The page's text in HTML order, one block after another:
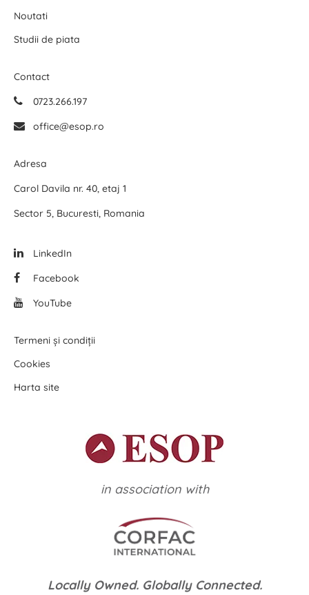
Noutati
Studii de piata
Contact
0723.266.197
office@esop.ro
Adresa
Carol Davila nr. 40, etaj 1
Sector 5, Bucuresti, Romania
LinkedIn
Facebook
YouTube
Termeni și condiții
Cookies
Harta site
in association with
Locally Owned. Globally Connected.